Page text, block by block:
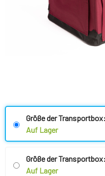
Größe der
Auf Lager
Größe der
Auf Lager